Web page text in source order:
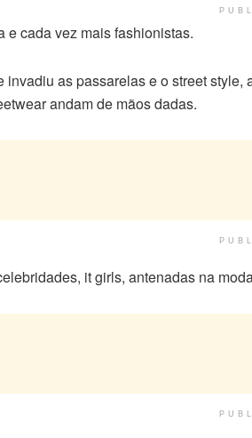
e cada vez mais fashionistas.
invadiu as passarelas e o street
andam de mãos dadas.
it girls, antenadas na